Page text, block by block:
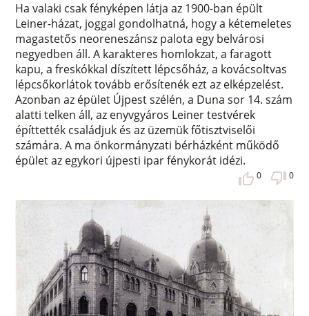
Ha valaki csak fényképen látja az 1900-ban épült
Leiner-házat, joggal gondolhatná, hogy a kétemeletes
magastetős neoreneszánsz palota egy belvárosi
negyedben áll. A karakteres homlokzat, a faragott
kapu, a freskókkal díszített lépcsőház, a kovácsoltvas
lépcsőkorlátok tovább erősítenék ezt az elképzelést.
Azonban az épület Újpest szélén, a Duna sor 14. szám
alatti telken áll, az enyvgyáros Leiner testvérek
építtették családjuk és az üzemük főtisztviselői
számára. A ma önkormányzati bérházként működő
épület az egykori újpesti ipar fénykorát idézi.
0 0